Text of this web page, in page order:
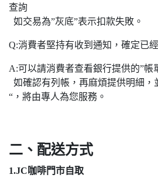
查詢
如交易為”灰底”表示扣款失敗。
Q:消費者堅持有收到通知，確定已
A:可以請消費者查看銀行提供的”帳
如確認有列帳，再麻煩提供明細，
“，將由專人為您服務。
二、配送方式
1.JC咖啡門市自取